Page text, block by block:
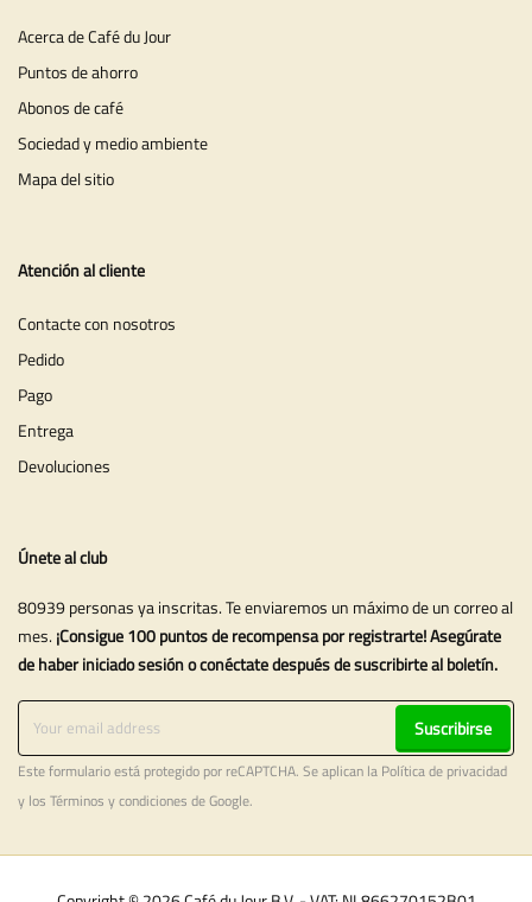
Acerca de Café du Jour
Puntos de ahorro
Abonos de café
Sociedad y medio ambiente
Mapa del sitio
Atención al cliente
Contacte con nosotros
Pedido
Pago
Entrega
Devoluciones
Únete al club
80939 personas ya inscritas. Te enviaremos un máximo de un correo al
mes. ¡Consigue 100 puntos de recompensa por registrarte! Asegúrate
de haber iniciado sesión o conéctate después de suscribirte al boletín.
Suscribirse
Este formulario está protegido por reCAPTCHA. Se aplican la Política de privacidad
y los Términos y condiciones de Google.